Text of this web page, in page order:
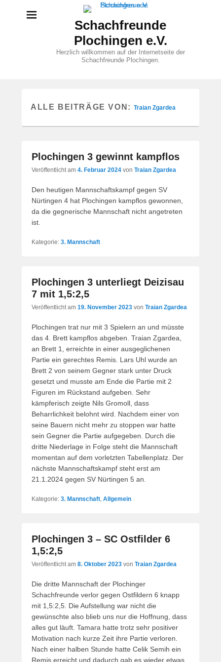
Schachfreunde
Plochingen e.V.
Herzlich willkommen auf der Internetseite der
Schachfreunde Plochingen.
ALLE BEITRÄGE VON:Traian Zgardea
Plochingen 3 gewinnt kampflos
Veröffentlicht am 4. Februar 2024 von Traian Zgardea
Den heutigen Mannschaftskampf gegen SV
Nürtingen 4 hat Plochingen kampflos gewonnen,
da die gegnerische Mannschaft nicht angetreten
ist.
Kategorie: 3. Mannschaft
Plochingen 3 unterliegt Deizisau
7 mit 1,5:2,5
Veröffentlicht am 19. November 2023 von Traian Zgardea
Plochingen trat nur mit 3 Spielern an und müsste
das 4. Brett kampflos abgeben. Traian Zgardea,
an Brett 1, erreichte in einer ausgeglichenen
Partie ein gerechtes Remis. Lars Uhl wurde an
Brett 2 von seinem Gegner stark unter Druck
gesetzt und musste am Ende die Partie mit 2
Figuren im Rückstand aufgeben. Sehr
kämpferisch zeigte Nils Gromoll, dass
Beharrlichkeit belohnt wird. Nachdem einer von
seine Bauern nicht mehr zu stoppen war hatte
sein Gegner die Partie aufgegeben. Durch die
dritte Niederlage in Folge steht die Mannschaft
momentan auf dem vorletzten Tabellenplatz. Der
nächste Mannschaftskampf steht erst am
21.1.2024 gegen SV Nürtingen 5 an.
Kategorie: 3. Mannschaft, Allgemein
Plochingen 3 – SC Ostfilder 6
1,5:2,5
Veröffentlicht am 8. Oktober 2023 von Traian Zgardea
Die dritte Mannschaft der Plochinger
Schachfreunde verlor gegen Ostfildern 6 knapp
mit 1,5:2,5. Die Aufstellung war nicht die
gewünschte also blieb uns nur die Hoffnung, dass
alles gut läuft. Tamara hatte trotz sehr positiver
Motivation nach kurze Zeit ihre Partie verloren.
Nach einer halben Stunde hatte Celik Semih ein
Remis erreicht und dadurch gab es wieder etwas